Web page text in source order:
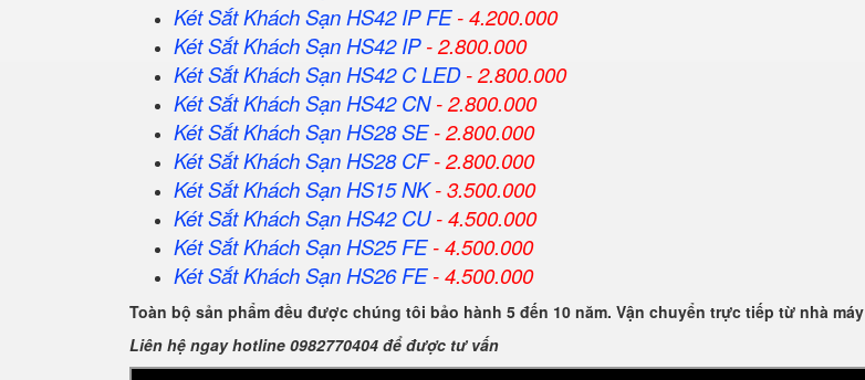
Két Sắt Khách Sạn HS42 IP FE- 4.200.000
Két Sắt Khách Sạn HS42 IP- 2.800.000
Két Sắt Khách Sạn HS42 C LED- 2.800.000
Két Sắt Khách Sạn HS42 CN- 2.800.000
Két Sắt Khách Sạn HS28 SE- 2.800.000
Két Sắt Khách Sạn HS28 CF- 2.800.000
Két Sắt Khách Sạn HS15 NK- 3.500.000
Két Sắt Khách Sạn HS42 CU- 4.500.000
Két Sắt Khách Sạn HS25 FE- 4.500.000
Két Sắt Khách Sạn HS26 FE- 4.500.000
Toàn bộ sản phẩm đều được chúng tôi bảo hành 5 đến 10 năm. Vận chuyển trực tiếp từ nhà máy
Liên hệ ngay hotline 0982770404 để được tư vấn